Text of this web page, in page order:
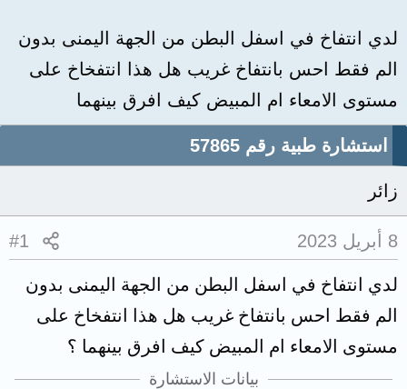
لدي انتفاخ في اسفل البطن من الجهة اليمنى بدون
الم فقط احس بانتفاخ غريب هل هذا انتفخاخ على
مستوى الامعاء ام المبيض كيف افرق بينهما
استشارة طبية رقم 57865
زائر
8 أبريل 2023 #1
لدي انتفاخ في اسفل البطن من الجهة اليمنى بدون
الم فقط احس بانتفاخ غريب هل هذا انتفخاخ على
مستوى الامعاء ام المبيض كيف افرق بينهما ؟
بيانات الاستشارة